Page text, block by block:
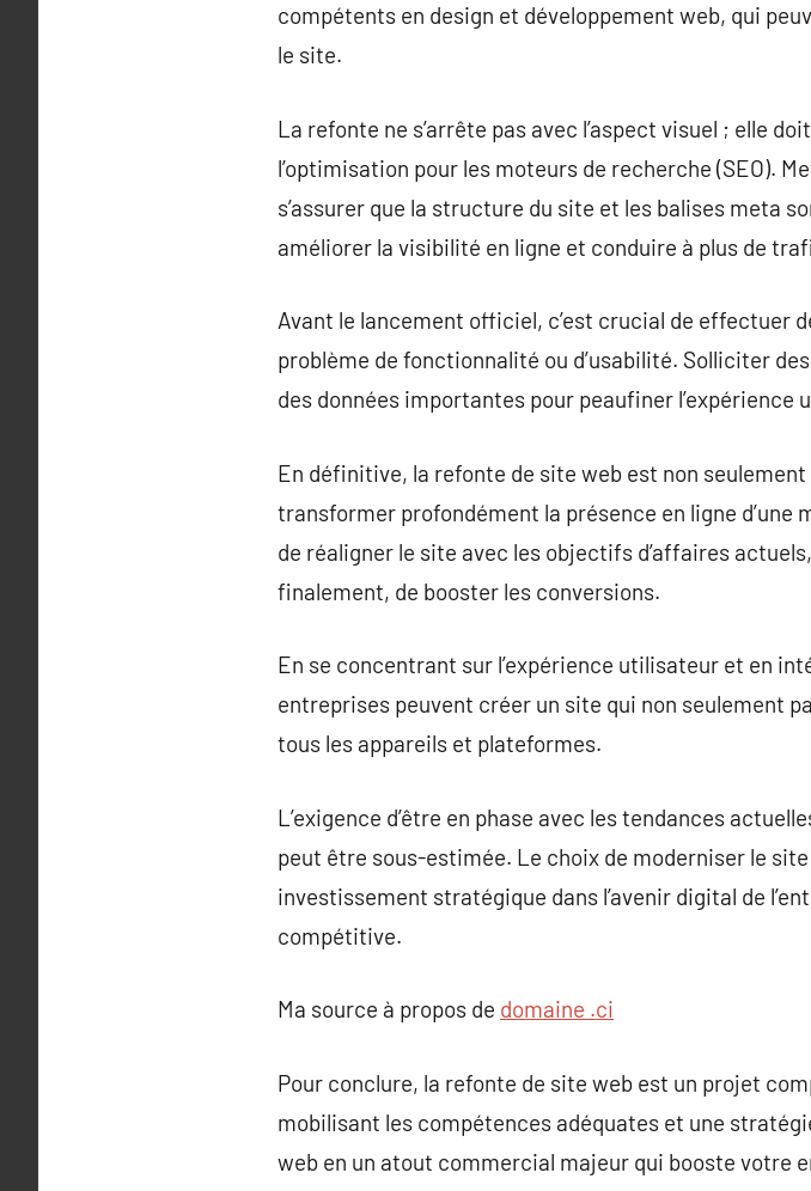
compétents en design et développement web, qui
le site.
La refonte ne s’arrête pas avec l’aspect visuel ; elle
l’optimisation pour les moteurs de recherche (SEO).
s’assurer que la structure du site et les balises meta
améliorer la visibilité en ligne et conduire à plus de
Avant le lancement officiel, c’est crucial de effectuer
problème de fonctionnalité ou d’usabilité. Solliciter
des données importantes pour peaufiner l’expérience
En définitive, la refonte de site web est non
transformer profondément la présence en ligne d’une
de réaligner le site avec les objectifs d’affaires
finalement, de booster les conversions.
En se concentrant sur l’expérience utilisateur et en
entreprises peuvent créer un site qui non seulement
tous les appareils et plateformes.
L’exigence d’être en phase avec les tendances
peut être sous-estimée. Le choix de moderniser le
investissement stratégique dans l’avenir digital de
compétitive.
Ma source à propos de domaine .ci
Pour conclure, la refonte de site web est un projet
mobilisant les compétences adéquates et une
web en un atout commercial majeur qui booste votre